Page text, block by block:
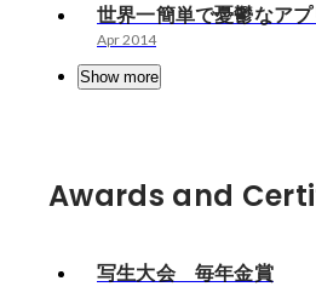
世界一簡単で憂鬱なアプ
Apr 2014
Show more
Awards and
写生大会 毎年金賞